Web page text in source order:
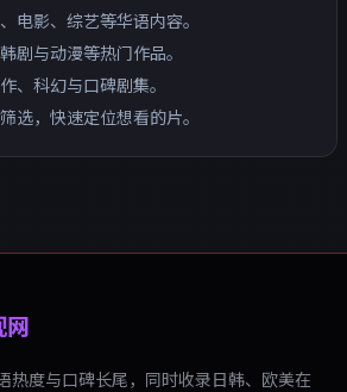
电影、综艺等华语内容。
剧与动漫等热门作品。
、科幻与口碑剧集。
选，快速定位想看的片。
网
热度与口碑长尾，同时收录日韩、欧美在